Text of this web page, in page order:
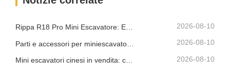
Rippa R18 Pro Mini Escavatore: Escavatore Compatto Progettato per Lavori Professionali 2026-08-10
2026-08-10
2026-08-10